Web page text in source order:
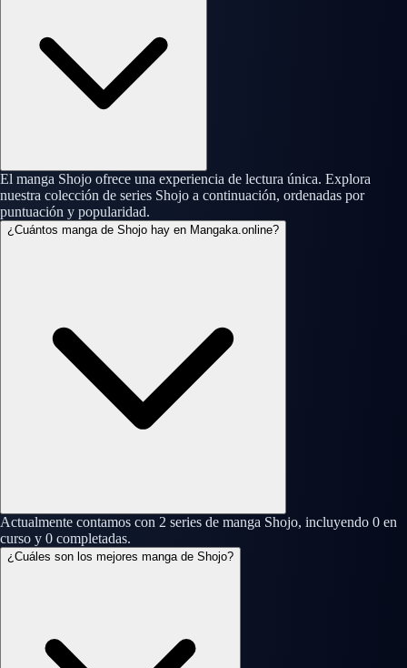
El manga Shojo ofrece una experiencia de lectura única. Explora
nuestra colección de series Shojo a continuación, ordenadas por
puntuación y popularidad.
¿Cuántos manga de Shojo hay en Mangaka.online?
Actualmente contamos con 2 series de manga Shojo, incluyendo 0 en
curso y 0 completadas.
¿Cuáles son los mejores manga de Shojo?